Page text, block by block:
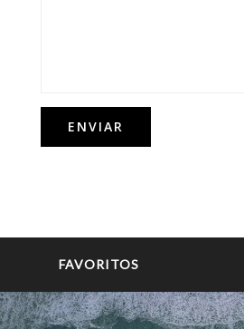
FAVORITOS